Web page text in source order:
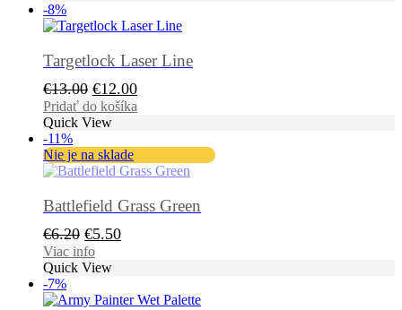
-8%
Targetlock Laser Line
€13.00 Pôvodná
cena
bola:
€13.00.
€12.00Aktuálna
cena
€12.00.
Pridať do košíka
Quick View
-11%
Nie je na sklade
Battlefield Grass Green
€6.20 Pôvodná
cena
bola:
€5.50Aktuálna
Viac info
Quick View
-7%